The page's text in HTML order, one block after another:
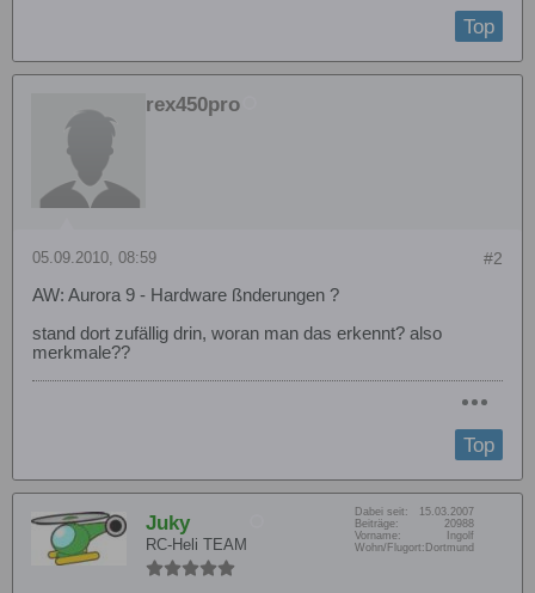
Top
rex450pro
#2
05.09.2010, 08:59
AW: Aurora 9 - Hardware ßnderungen ?
stand dort zufällig drin, woran man das erkennt? also
merkmale??
Top
Juky
RC-Heli TEAM
Dabei seit:
15.03.2007
Beiträge:
20988
Vorname:
Ingolf
Wohn/Flugort: Dortmund